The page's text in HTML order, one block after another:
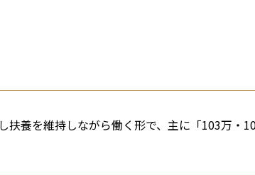
養を維持しながら働く形で、主に「103万・